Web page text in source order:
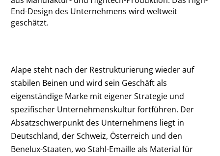
End-Design des Unternehmens wird weltweit
geschätzt.
Alape steht nach der Restrukturierung wieder auf
stabilen Beinen und wird sein Geschäft als
eigenständige Marke mit eigener Strategie und
spezifischer Unternehmenskultur fortführen. Der
Absatzschwerpunkt des Unternehmens liegt in
Deutschland, der Schweiz, Österreich und den
Benelux-Staaten, wo Stahl-Emaille als Material für